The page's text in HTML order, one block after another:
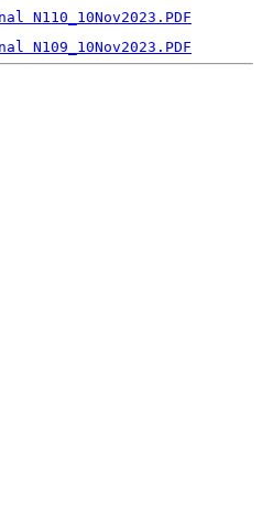
N110_10Nov2023.PDF
N109_10Nov2023.PDF